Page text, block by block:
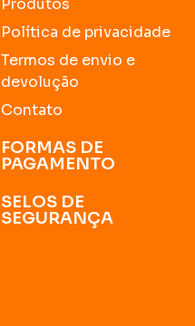
Produtos
Política de privacidade
Termos de envio e
devolução
Contato
FORMAS DE
PAGAMENTO
SELOS DE
SEGURANÇA